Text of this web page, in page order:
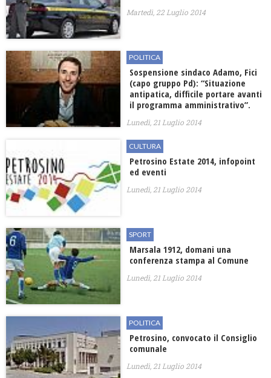
Martedì, 22 Luglio 2014
POLITICA
Sospensione sindaco Adamo, Fici
(capo gruppo Pd): “Situazione
antipatica, difficile portare avanti
il programma amministrativo”.
Lunedì, 21 Luglio 2014
CULTURA
Petrosino Estate 2014, infopoint
ed eventi
Lunedì, 21 Luglio 2014
SPORT
Marsala 1912, domani una
conferenza stampa al Comune
Lunedì, 21 Luglio 2014
POLITICA
Petrosino, convocato il Consiglio
comunale
Lunedì, 21 Luglio 2014